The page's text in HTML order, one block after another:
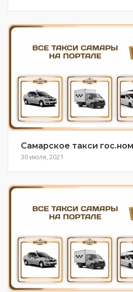
Самарское такси
30 июля, 2021